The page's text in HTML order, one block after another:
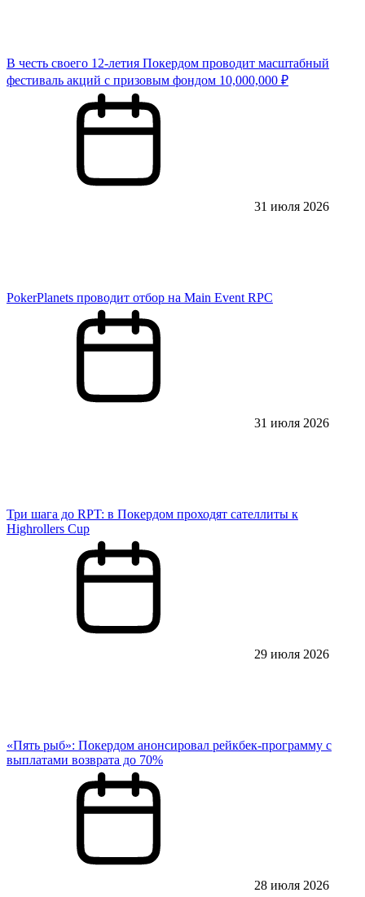
В честь своего 12-летия Покердом проводит масштабный
фестиваль акций с призовым фондом 10,000,000 ₽
31 июля 2026
PokerPlanets проводит отбор на Main Event RPC
31 июля 2026
Три шага до RPT: в Покердом проходят сателлиты к
Highrollers Cup
29 июля 2026
«Пять рыб»: Покердом анонсировал рейкбек-программу с
выплатами возврата до 70%
28 июля 2026